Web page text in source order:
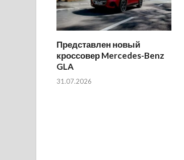
Представлен новый
кроссовер Mercedes-Benz
GLA
31.07.2026